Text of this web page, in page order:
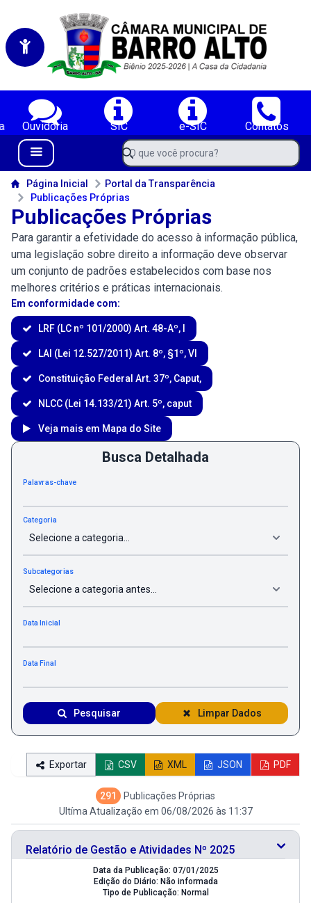
Serviços da Câmara Municipal de Vereadores de Barro Alto-BA;
Ouvidoria SIC e-SIC
Contatos
Navegue pelo portal da Câmara de Barro Alto-BA
Menu Bar
O que você procura?
Conteúdo da Câmara de Barro Alto-BA
Página Inicial
Portal da Transparência
Publicações Próprias
Publicações Próprias
Para garantir a efetividade do acesso à informação pública,
uma legislação sobre direito a informação deve observar
um conjunto de padrões estabelecidos com base nos
melhores critérios e práticas internacionais.
Em conformidade com:
LRF (LC nº 101/2000) Art. 48-Aº, I
LAI (Lei 12.527/2011) Art. 8º, §1º, VI
Constituição Federal Art. 37º, Caput,
NLCC (Lei 14.133/21) Art. 5º, caput
Veja mais em Mapa do Site
Busca Detalhada
Palavras-chave
Categoria
Subcategorias
Data Inicial
Data Final
Pesquisar Limpar Dados
Exportar CSV XML JSON PDF
291
Publicações Próprias
Ultíma Atualização em 06/08/2026 às 11:37
Relatório de Gestão e Atividades Nº 2025
Data da Publicação: 07/01/2025
Edição do Diário: Não informada
Tipo de Publicação: Normal